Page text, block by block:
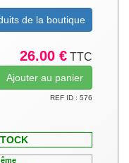
de la boutique
26.00 € TTC
REF ID : 576